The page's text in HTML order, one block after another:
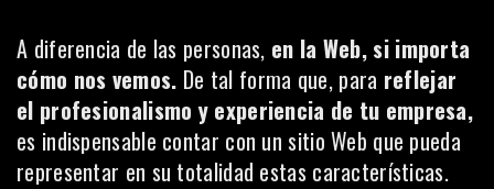
A diferencia de las personas, en la Web, si importa
cómo nos vemos. De tal forma que, para reflejar
el profesionalismo y experiencia de tu empresa,
es indispensable contar con un sitio Web que pueda
representar en su totalidad estas características.